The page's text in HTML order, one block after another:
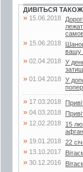
ДИВІТЬСЯ ТАКОЖ
» 15.06.2018
» 15.06.2018
вашу
» 02.04.2018 У
» 01.04.2018 У
» 17.03.2018
» 04.03.2018
» 12.02.2018
15
» 19.01.2018 22
» 13.10.2017
» 30.12.2016